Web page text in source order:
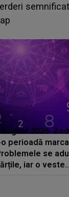
în față, eu nu
august 2026.
perioadă
se
iar o veste